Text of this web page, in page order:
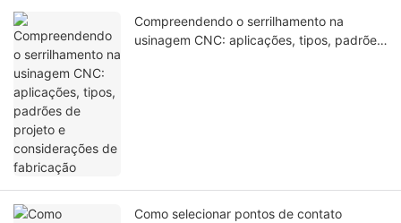
Compreendendo o serrilhamento na
usinagem CNC: aplicações, tipos, padrões
Como selecionar pontos de contato